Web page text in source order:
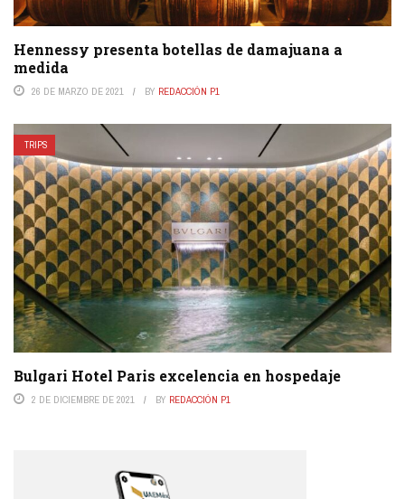
Hennessy presenta botellas de damajuana a
medida
26 DE MARZO DE 2021 BY REDACCIÓN P1
TRIPS
Bulgari Hotel Paris excelencia en hospedaje
2 DE DICIEMBRE DE 2021 BY REDACCIÓN P1